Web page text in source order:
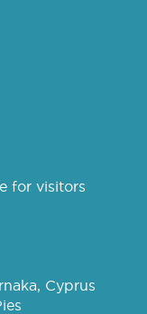
for visitors
Cyprus